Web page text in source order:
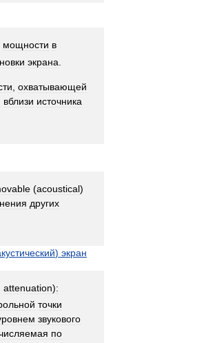
мощности в
экрана
охватывающей
вблизи источника
(acoustical)
других
) экран
attenuation):
точки
звукового
по